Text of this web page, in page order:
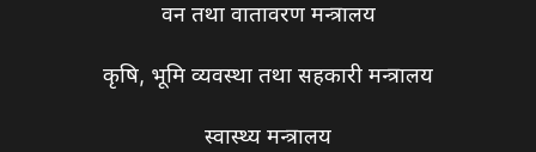
वन तथा वातावरण मन्त्रालय
कृषि, भूमि व्यवस्था तथा सहकारी मन्त्रालय
स्वास्थ्य मन्त्रालय